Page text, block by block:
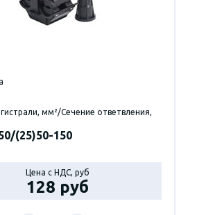
мм²/Сечение ответвления,
(25)50-150
Цена с НДС, руб
128 руб